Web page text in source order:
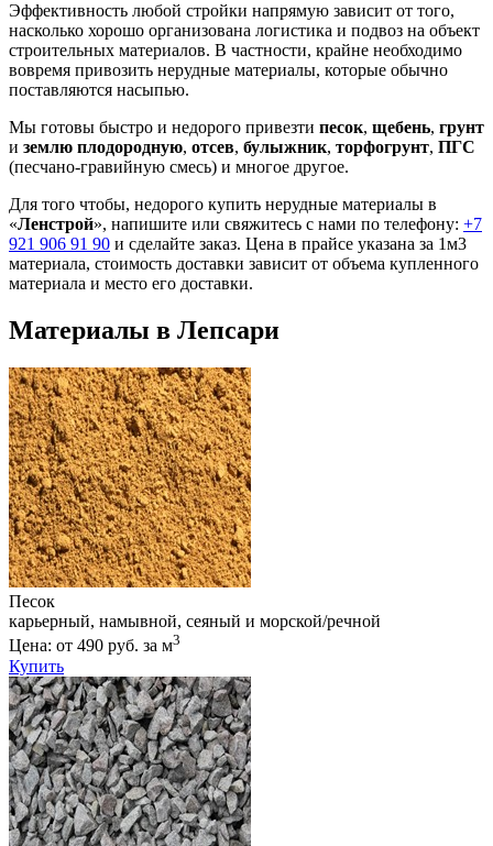
Эффективность любой стройки напрямую зависит от того,
насколько хорошо организована логистика и подвоз на объект
строительных материалов. В частности, крайне необходимо
вовремя привозить нерудные материалы, которые обычно
поставляются насыпью.
Мы готовы быстро и недорого привезти песок, щебень, грунт
и землю плодородную, отсев, булыжник, торфогрунт, ПГС
(песчано-гравийную смесь) и многое другое.
Для того чтобы, недорого купить нерудные материалы в
«Ленстрой», напишите или свяжитесь с нами по телефону: +7
921 906 91 90 и сделайте заказ. Цена в прайсе указана за 1м3
материала, стоимость доставки зависит от объема купленного
материала и место его доставки.
Материалы в Лепсари
Песок
карьерный, намывной, сеяный и морской/речной
Цена: от 490 руб. за м3
Купить